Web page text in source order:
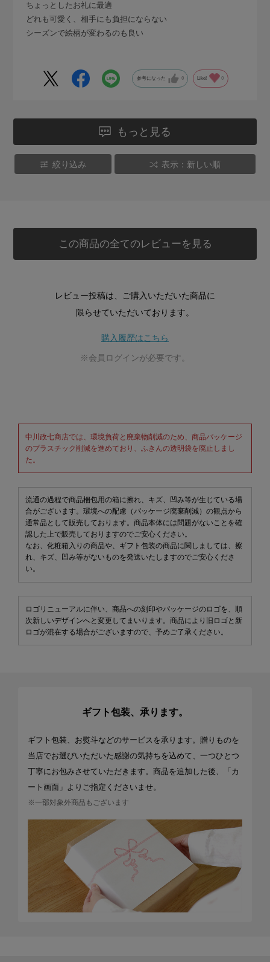
ちょっとしたお礼に最適
どれも可愛く、相手にも負担にならない
シーズンで絵柄が変わるのも良い
参考になった 0 Like! 0
もっと見る
絞り込み 表示：新しい順
この商品の全てのレビューを見る
レビュー投稿は、ご購入いただいた商品に
限らせていただいております。
購入履歴はこちら
※会員ログインが必要です。
中川政七商店では、環境負荷と廃棄物削減のため、商品パッケージ
のプラスチック削減を進めており、ふきんの透明袋を廃止しまし
た。
流通の過程で商品梱包用の箱に擦れ、キズ、凹み等が生じている場
合がございます。環境への配慮（パッケージ廃棄削減）の観点から
通常品として販売しております。商品本体には問題がないことを確
認した上で販売しておりますのでご安心ください。
なお、化粧箱入りの商品や、ギフト包装の商品に関しましては、擦
れ、キズ、凹み等がないものを発送いたしますのでご安心くださ
い。
ロゴリニューアルに伴い、商品への刻印やパッケージのロゴを、順
次新しいデザインへと変更してまいります。商品により旧ロゴと新
ロゴが混在する場合がございますので、予めご了承ください。
ギフト包装、承ります。
ギフト包装、お熨斗などのサービスを承ります。贈りものを
当店でお選びいただいた感謝の気持ちを込めて、一つひとつ
丁寧にお包みさせていただきます。商品を追加した後、「カ
ート画面」よりご指定くださいませ。
※一部対象外商品もございます